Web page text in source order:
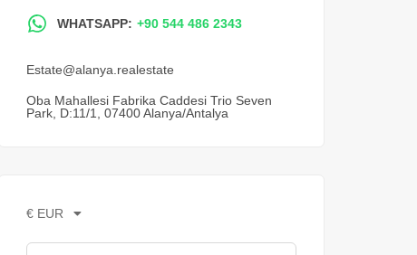
WHATSAPP: +90 544 486 2343
Estate@alanya.realestate
Oba Mahallesi Fabrika Caddesi Trio Seven
Park, D:11/1, 07400 Alanya/Antalya
€ EUR